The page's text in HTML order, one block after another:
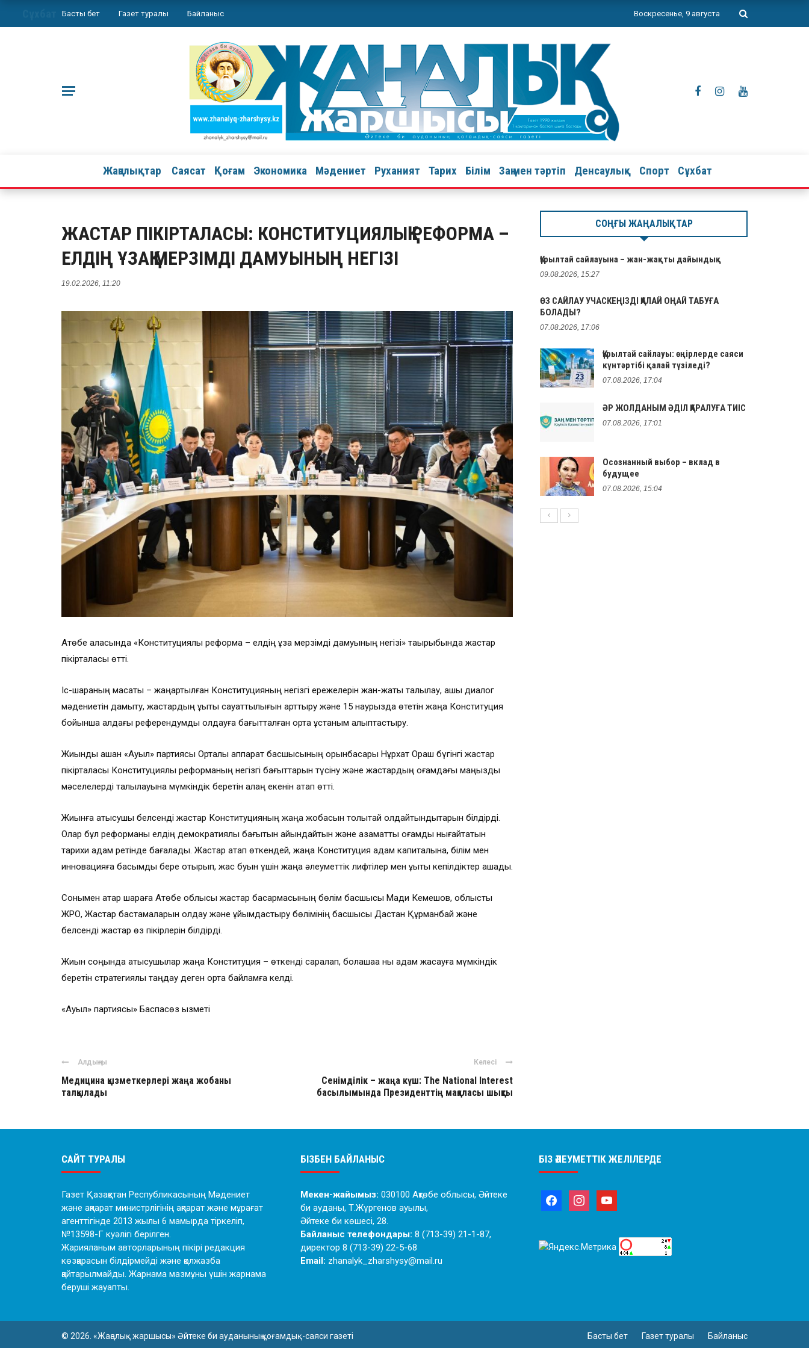
Басты бет Газет туралы Байланыс Воскресенье, 9 августа
Жаңалықтар Саясат Қоғам Экономика Мәдениет Руханият Тарих Білім Заң мен тәртіп Денсаулық Спорт Сұхбат
ЖАСТАР ПІКІРТАЛАСЫ: КОНСТИТУЦИЯЛЫҚ РЕФОРМА –
ЕЛДІҢ ҰЗАҚ МЕРЗІМДІ ДАМУЫНЫҢ НЕГІЗІ
19.02.2026, 11:20
Ақтөбе қаласында «Конституциялық реформа – елдің ұзақ мерзімді дамуының негізі» тақырыбында жастар
пікірталасы өтті.
Іс-шараның мақсаты – жаңартылған Конституцияның негізгі ережелерін жан-жақты талқылау, ашық диалог
мәдениетін дамыту, жастардың құқықтық сауаттылығын арттыру және 15 наурызда өтетін жаңа Конституция
бойынша алдағы референдумды қолдауға бағытталған ортақ ұстаным қалыптастыру.
Жиынды ашқан «Ауыл» партиясы Орталық аппарат басшысының орынбасары Нұрхат Ораш бүгінгі жастар
пікірталасы Конституциялық реформаның негізгі бағыттарын түсіну және жастардың қоғамдағы маңызды
мәселелерді талқылауына мүмкіндік беретін алаң екенін атап өтті.
Жиынға қатысушы белсенді жастар Конституцияның жаңа жобасын толықтай қолдайтындықтарын білдірді.
Олар бұл реформаны елдің демократиялық бағытын айқындайтын және азаматтық қоғамды нығайтатын
тарихи қадам ретінде бағалады. Жастар атап өткендей, жаңа Конституция адам капиталына, білім мен
инновацияға басымдық бере отырып, жас буын үшін жаңа әлеуметтік лифтілер мен құқықтық кепілдіктер ашады.
Сонымен қатар шараға Ақтөбе облысы жастар басқармасының бөлім басшысы Мади Кемешов, облыстық
ЖРО, Жастар бастамаларын қолдау және ұйымдастыру бөлімінің басшысы Дастан Құрманбай және
белсенді жастар өз пікірлерін білдірді.
Жиын соңында қатысушылар жаңа Конституция – өткенді саралап, болашаққа нық қадам жасауға мүмкіндік
беретін стратегиялық таңдау деген ортақ байламға келді.
«Ауыл» партиясы» Баспасөз қызметі
Алдыңғы
Медицина қызметкерлері жаңа жобаны
талқылады
Келесі
Сенімділік – жаңа күш: The National Interest
басылымында Президенттің мақаласы шықты
СОҢҒЫ ЖАҢАЛЫҚТАР
Құрылтай сайлауына – жан-жақты дайындық
09.08.2026, 15:27
ӨЗ САЙЛАУ УЧАСКЕҢІЗДІ ҚАЛАЙ ОҢАЙ ТАБУҒА
БОЛАДЫ?
07.08.2026, 17:06
Құрылтай сайлауы: өңірлерде саяси
күнтәртібі қалай түзіледі?
07.08.2026, 17:04
ӘР ЖОЛДАНЫМ ӘДІЛ ҚАРАЛУҒА ТИІС
07.08.2026, 17:01
Осознанный выбор – вклад в
будущее
07.08.2026, 15:04
САЙТ ТУРАЛЫ
Газет Қазақстан Республикасының Мәдениет
және ақпарат министрлігінің ақпарат және мұрағат
агенттігінде 2013 жылы 6 мамырда тіркеліп,
№13598-Г куәлігі берілген.
Жарияланым авторларының пікірі редакция
көзқарасын білдірмейді және қолжазба
қайтарылмайды. Жарнама мазмұны үшін жарнама
беруші жауапты.
БІЗБЕН БАЙЛАНЫС
Мекен-жайымыз: 030100 Ақтөбе облысы, Әйтеке
би ауданы, Т.Жүргенов ауылы,
Әйтеке би көшесі, 28.
Байланыс телефондары: 8 (713-39) 21-1-87,
директор 8 (713-39) 22-5-68
Email: zhanalyk_zharshysy@mail.ru
БІЗ ӘЛЕУМЕТТІК ЖЕЛІЛЕРДЕ
© 2026. «Жаңалық жаршысы» Әйтеке би ауданының қоғамдық-саяси газеті Басты бет Газет туралы Байланыс